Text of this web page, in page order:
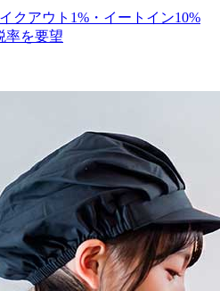
クアウト1%・イートイン10%
率を要望